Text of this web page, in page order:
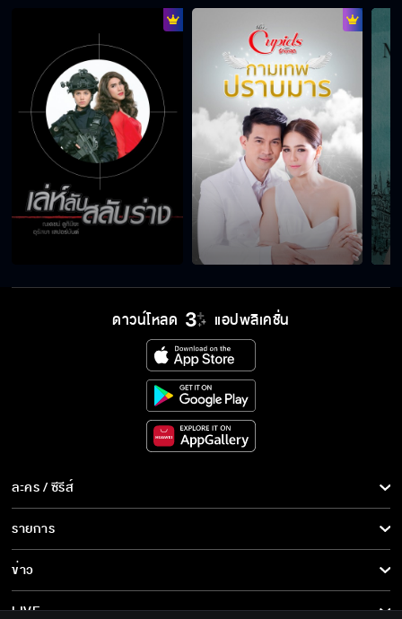
คุณพระเนี่ยแหละ ที่เป็นเนื้อคู่อนงค์ไม่ผิดแน่
‘คุณพระ’ ทำให้หัวใจของ ‘อนงค์’ สั่นไหว ‘พวก
เขา’ ต่างเป็นคนโง่ในเรื่องรัก
อยากรู้จะกำจัดคนดีๆ ด้วยวิธีไหน
แหวนวิเศษเปลี่ยนน้ำตาให้เป็นรอยยิ้ม
หัวใจเต้นแรง เมื่อเธออยู่ใกล้
อนงค์ยังไม่เจอใครที่ทำให้หัวใจเต้นแรง
ดาวน์โหลด แอปพลิเคชั่น
ละคร / ซีรีส์
ละคร/ซีรีส์
ซีรีส์นานาชาติ
การ์ตูน & เกม
รายการ
รายการทั้งหมด
ข่าว
ข่าวทั้งหมด
LIVE